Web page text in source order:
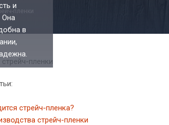
пленки
и
Она
в
стрейч-пленка?
стрейч-пленки